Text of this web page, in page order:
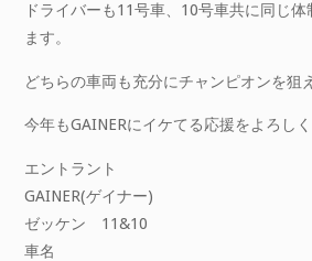
ドライバーも11号車、10号車共に同じ
ます。
どちらの車両も充分にチャンピオンを狙
今年もGAINERにイケてる応援をよろし
エントラント
GAINER(ゲイナー)
ゼッケン 11&10
車名